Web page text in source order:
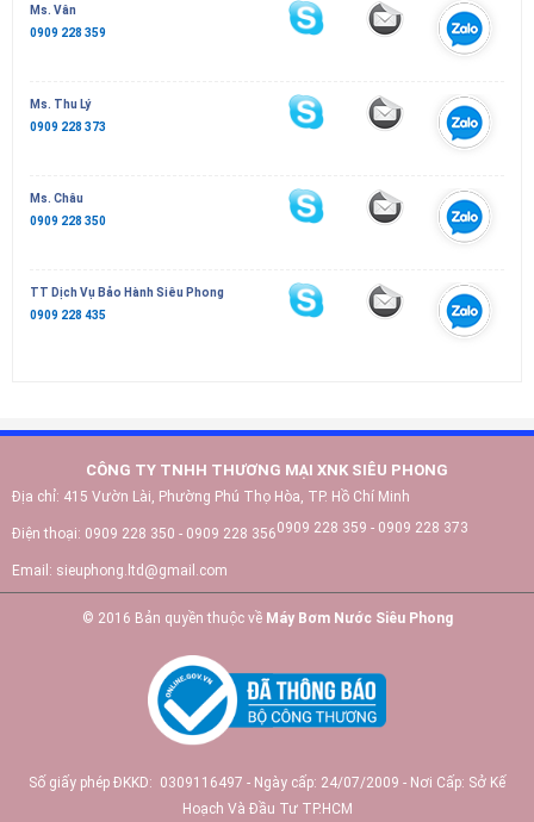
Ms. Vân
0909 228 359
Ms. Thu Lý
0909 228 373
Ms. Châu
0909 228 350
TT Dịch Vụ Bảo Hành Siêu Phong
0909 228 435
CÔNG TY TNHH THƯƠNG MẠI XNK SIÊU PHONG
Địa chỉ: 415 Vườn Lài, Phường Phú Thọ Hòa, TP. Hồ Chí Minh
Điện thoại: 0909 228 350 - 0909 228 3560909 228 359 - 0909 228 373
Email: sieuphong.ltd@gmail.com
© 2016 Bản quyền thuộc về Máy Bơm Nước Siêu Phong
Số giấy phép ĐKKD: 0309116497 - Ngày cấp: 24/07/2009 - Nơi Cấp: Sở Kế
Hoạch Và Đầu Tư TP.HCM